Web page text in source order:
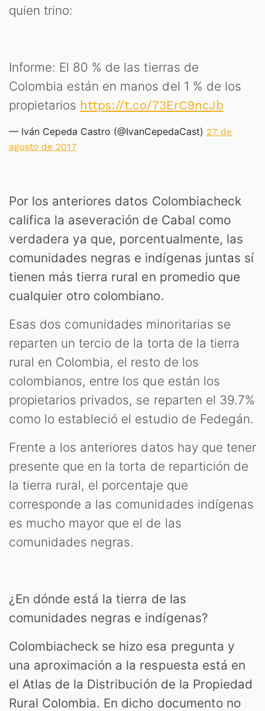
quien trino:
Informe: El 80 % de las tierras de
Colombia están en manos del 1 % de los
propietarios https://t.co/73ErC9ncJb
— Iván Cepeda Castro (@IvanCepedaCast) 27 de
agosto de 2017
Por los anteriores datos Colombiacheck
califica la aseveración de Cabal como
verdadera ya que, porcentualmente, las
comunidades negras e indígenas juntas sí
tienen más tierra rural en promedio que
cualquier otro colombiano.
Esas dos comunidades minoritarias se
reparten un tercio de la torta de la tierra
rural en Colombia, el resto de los
colombianos, entre los que están los
propietarios privados, se reparten el 39.7%
como lo estableció el estudio de Fedegán.
Frente a los anteriores datos hay que tener
presente que en la torta de repartición de
la tierra rural, el porcentaje que
corresponde a las comunidades indígenas
es mucho mayor que el de las
comunidades negras.
¿En dónde está la tierra de las
comunidades negras e indígenas?
Colombiacheck se hizo esa pregunta y
una aproximación a la respuesta está en
el Atlas de la Distribución de la Propiedad
Rural Colombia. En dicho documento no